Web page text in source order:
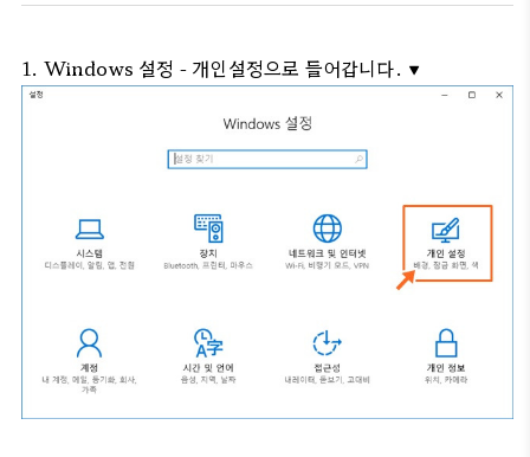
1. Windows 설정 - 개인설정으로 들어갑니다. ▼